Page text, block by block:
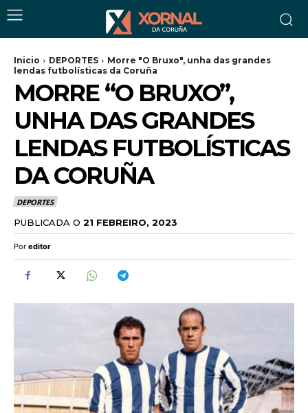
Inicio DEPORTES
Morre "O Bruxo", unha das grandes
lendas futbolísticas da Coruña
MORRE “O BRUXO”,
UNHA DAS GRANDES
LENDAS FUTBOLÍSTICAS
DA CORUÑA
DEPORTES
PUBLICADA O 21 FEBREIRO, 2023
Por editor